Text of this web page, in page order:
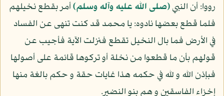
رووا: أن النبي(صلى الله عليه وآله وسلم)أمر بقطع نخيلهم
فلما قطع بعضها نادوه: يا محمد قد كنت تنهى عن الفساد
في الأرض فما بال النخيل تقطع فنزلت الآية فأجيب عن
قولهم بأن ما قطعوا من نخلة أو تركوها قائمة على أصولها
فبإذن الله و لله في حكمه هذا غايات حقة و حكم بالغة منها
إخزاء الفاسقين و هم بنو النضير.